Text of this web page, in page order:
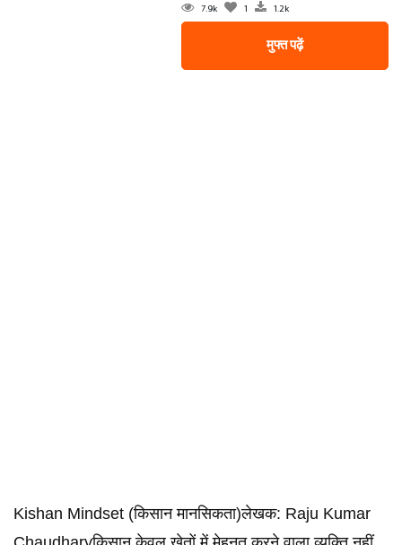
7.9k 1 1.2k
मुफ्त पढ़ें
Kishan Mindset (किसान मानसिकता)लेखक: Raju Kumar